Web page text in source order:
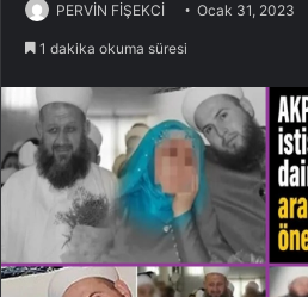
PERVİN FİŞEKCİ Ocak 31, 2023
1 dakika okuma süresi